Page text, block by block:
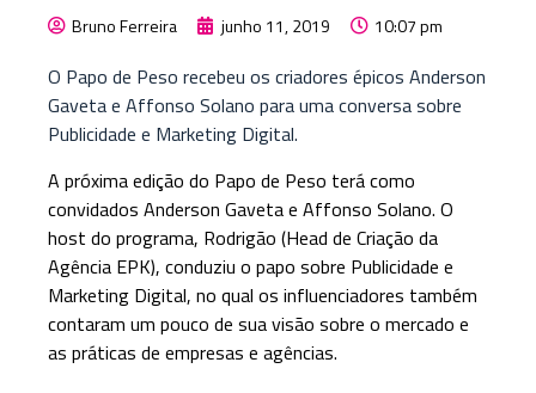
Bruno Ferreira junho 11, 2019 10:07 pm
O Papo de Peso recebeu os criadores épicos Anderson
Gaveta e Affonso Solano para uma conversa sobre
Publicidade e Marketing Digital.
A próxima edição do Papo de Peso terá como
convidados Anderson Gaveta e Affonso Solano. O
host do programa, Rodrigão (Head de Criação da
Agência EPK), conduziu o papo sobre Publicidade e
Marketing Digital, no qual os influenciadores também
contaram um pouco de sua visão sobre o mercado e
as práticas de empresas e agências.